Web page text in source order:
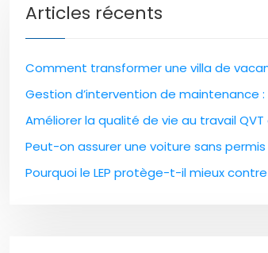
Articles récents
Comment transformer une villa de
Gestion d’intervention de maintenance
Améliorer la qualité de vie au travail
Peut-on assurer une voiture sans permis
Pourquoi le LEP protège-t-il mieux